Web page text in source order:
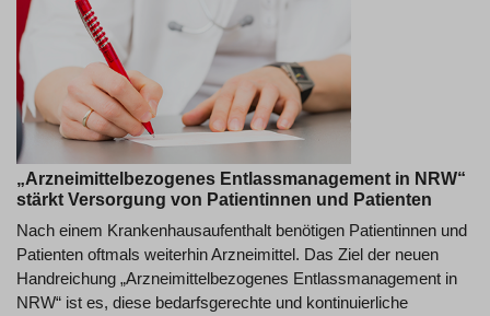
„Arzneimittelbezogenes Entlassmanagement in NRW“
stärkt Versorgung von Patientinnen und Patienten
Nach einem Krankenhausaufenthalt benötigen Patientinnen und
Patienten oftmals weiterhin Arzneimittel. Das Ziel der neuen
Handreichung „Arzneimittelbezogenes Entlassmanagement in
NRW“ ist es, diese bedarfsgerechte und kontinuierliche